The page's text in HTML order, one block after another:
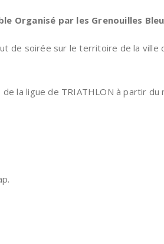
Organisé par les Grenouilles
de soirée sur le territoire de la ville
la ligue de TRIATHLON à partir